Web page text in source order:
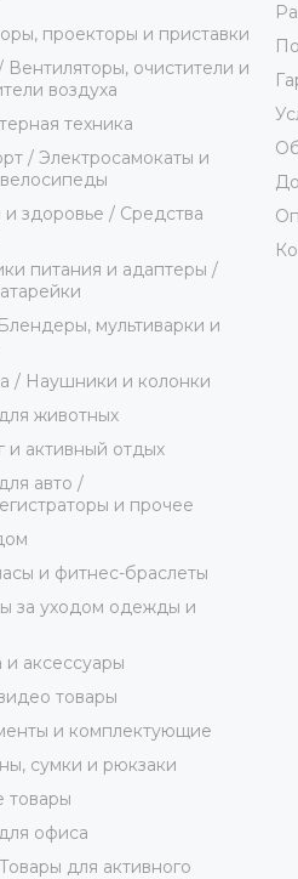
проекторы и приставки
Вентиляторы, очистители и
воздуха
техника
/ Электросамокаты и
и здоровье / Средства
питания и адаптеры /
мультиварки и
/ Наушники и колонки
животных
и активный отдых
авто /
и прочее
и фитнес-браслеты
за уходом одежды и
аксессуары
товары
и комплектующие
сумки и рюкзаки
товары
офиса
для активного